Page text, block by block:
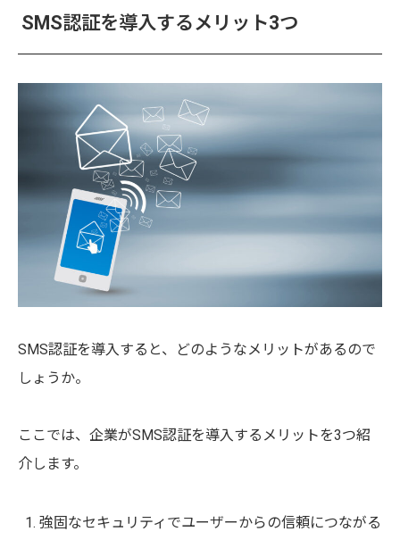
SMS認証を導入するメリット3つ
SMS認証を導入すると、どのようなメリットがあるので
しょうか。
ここでは、企業がSMS認証を導入するメリットを3つ紹
介します。
強固なセキュリティでユーザーからの信頼につながる